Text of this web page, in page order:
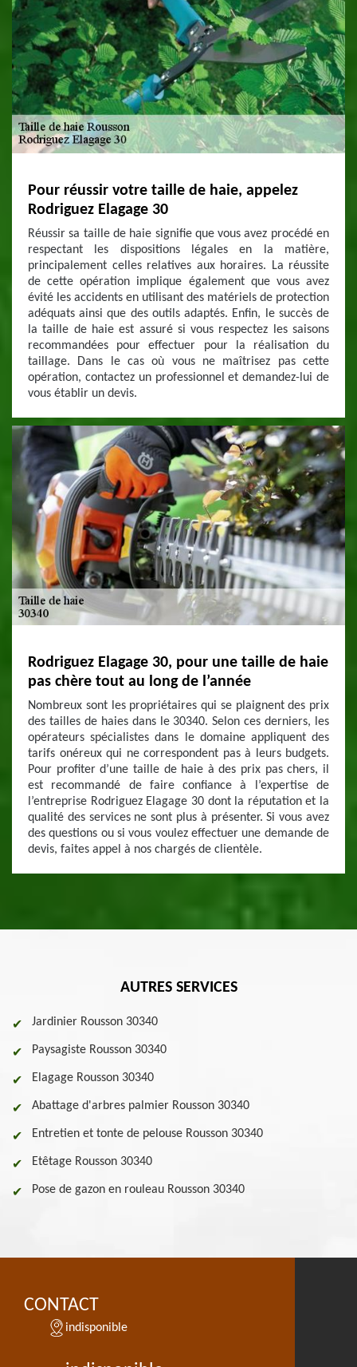
Pour réussir votre taille de haie, appelez
Rodriguez Elagage 30
Réussir sa taille de haie signifie que vous avez procédé en
respectant les dispositions légales en la matière,
principalement celles relatives aux horaires. La réussite
de cette opération implique également que vous avez
évité les accidents en utilisant des matériels de protection
adéquats ainsi que des outils adaptés. Enfin, le succès de
la taille de haie est assuré si vous respectez les saisons
recommandées pour effectuer pour la réalisation du
taillage. Dans le cas où vous ne maîtrisez pas cette
opération, contactez un professionnel et demandez-lui de
vous établir un devis.
Rodriguez Elagage 30, pour une taille de haie
pas chère tout au long de l’année
Nombreux sont les propriétaires qui se plaignent des prix
des tailles de haies dans le 30340. Selon ces derniers, les
opérateurs spécialistes dans le domaine appliquent des
tarifs onéreux qui ne correspondent pas à leurs budgets.
Pour profiter d’une taille de haie à des prix pas chers, il
est recommandé de faire confiance à l’expertise de
l’entreprise Rodriguez Elagage 30 dont la réputation et la
qualité des services ne sont plus à présenter. Si vous avez
des questions ou si vous voulez effectuer une demande de
devis, faites appel à nos chargés de clientèle.
AUTRES SERVICES
Jardinier Rousson 30340
Paysagiste Rousson 30340
Elagage Rousson 30340
Abattage d'arbres palmier Rousson 30340
Entretien et tonte de pelouse Rousson 30340
Etêtage Rousson 30340
Pose de gazon en rouleau Rousson 30340
CONTACT
indisponible